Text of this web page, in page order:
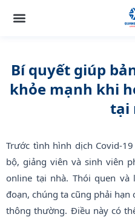
Bí quyết giúp
khỏe mạnh khi
tại
Trước tình hình dịch Covid-
bộ, giảng viên và sinh viên
online tại nhà. Thói quen
đoạn, chúng ta cũng phải hạn
thông thường. Điều này có